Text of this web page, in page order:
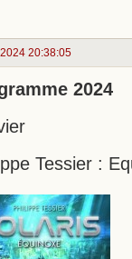
20:38:05
2024
Tessier :